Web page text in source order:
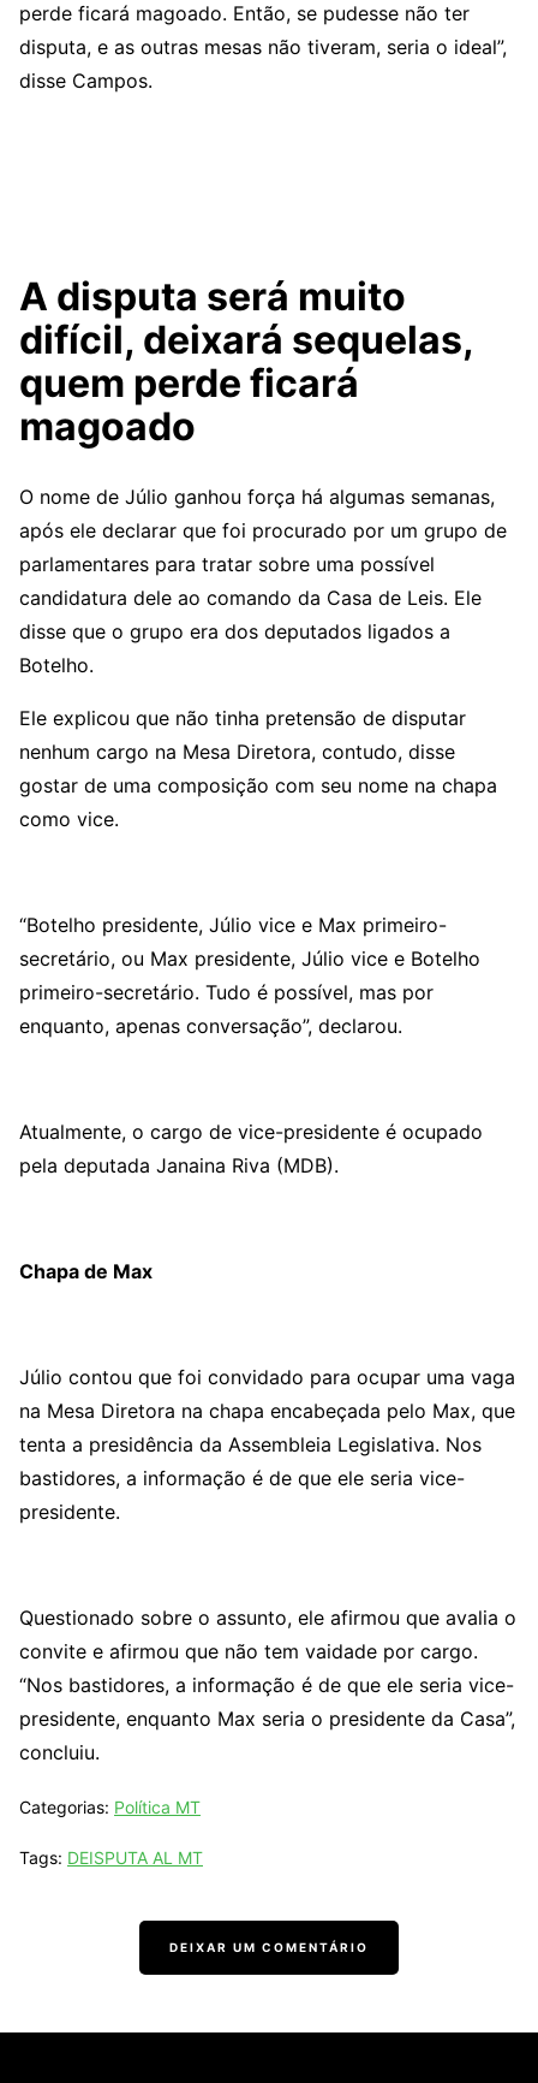
perde ficará magoado. Então, se pudesse não ter
disputa, e as outras mesas não tiveram, seria o ideal”,
disse Campos.
A disputa será muito
difícil, deixará sequelas,
quem perde ficará
magoado
O nome de Júlio ganhou força há algumas semanas,
após ele declarar que foi procurado por um grupo de
parlamentares para tratar sobre uma possível
candidatura dele ao comando da Casa de Leis. Ele
disse que o grupo era dos deputados ligados a
Botelho.
Ele explicou que não tinha pretensão de disputar
nenhum cargo na Mesa Diretora, contudo, disse
gostar de uma composição com seu nome na chapa
como vice.
“Botelho presidente, Júlio vice e Max primeiro-
secretário, ou Max presidente, Júlio vice e Botelho
primeiro-secretário. Tudo é possível, mas por
enquanto, apenas conversação”, declarou.
Atualmente, o cargo de vice-presidente é ocupado
pela deputada Janaina Riva (MDB).
Chapa de Max
Júlio contou que foi convidado para ocupar uma vaga
na Mesa Diretora na chapa encabeçada pelo Max, que
tenta a presidência da Assembleia Legislativa. Nos
bastidores, a informação é de que ele seria vice-
presidente.
Questionado sobre o assunto, ele afirmou que avalia o
convite e afirmou que não tem vaidade por cargo.
“Nos bastidores, a informação é de que ele seria vice-
presidente, enquanto Max seria o presidente da Casa”,
concluiu.
Categorias: Política MT
Tags: DEISPUTA AL MT
DEIXAR UM COMENTÁRIO